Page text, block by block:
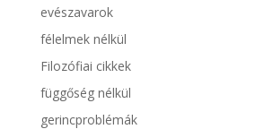
evészavarok
félelmek nélkül
Filozófiai cikkek
függőség nélkül
gerincproblémák